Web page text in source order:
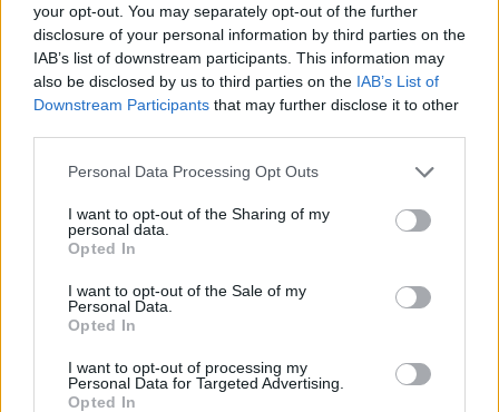
your opt-out. You may separately opt-out of the further
disclosure of your personal information by third parties on the
IAB’s list of downstream participants. This information may
also be disclosed by us to third parties on the IAB’s List of
Downstream Participants that may further disclose it to other
Personal Data Processing Opt Outs
I want to opt-out of the Sharing of my
personal data.
Opted In
I want to opt-out of the Sale of my
Personal Data.
Opted In
I want to opt-out of processing my
Personal Data for Targeted Advertising.
Opted In
Εξαιτίας του συμβάντος, η κόρη του
σύζυγό της να μην παρευρεθεί στην ταφή με
φόβο να μην υπάρξει νέο επεισόδιο, ενώ ο
38χρονος ενημέρωσε πως θα κινηθεί νομικά
κατά του 43χρονου.
ΠερισσότερεςΕιδήσεις σήμερα